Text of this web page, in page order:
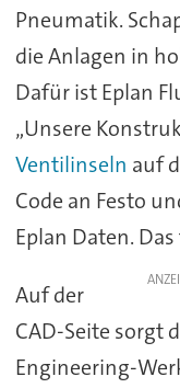
Pneumatik.
die Anlagen in
Dafür ist Eplan
„Unsere
Ventilinseln auf
Code an Festo
Eplan Daten.
Auf der
CAD-Seite sorgt
Engineering-